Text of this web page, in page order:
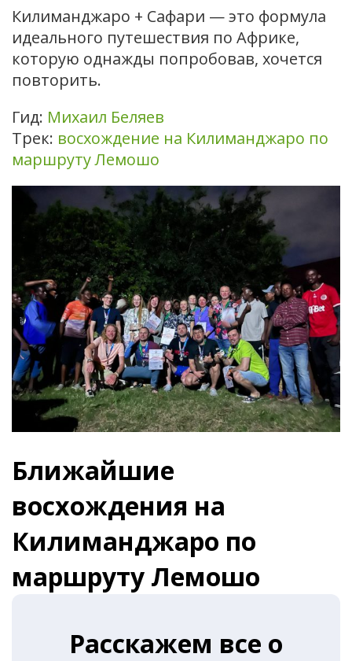
Килиманджаро + Сафари — это формула
идеального путешествия по Африке,
которую однажды попробовав, хочется
повторить.
Гид: Михаил Беляев
Трек: восхождение на Килиманджаро по
маршруту Лемошо
Ближайшие
восхождения на
Килиманджаро по
маршруту Лемошо
Расскажем все о